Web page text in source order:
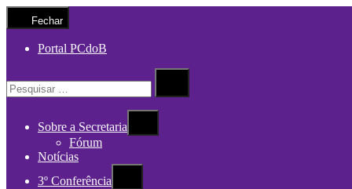
Fechar
Portal PCdoB
por:
Procurar
Sobre a Secretaria
Fórum
Notícias
3º Conferência